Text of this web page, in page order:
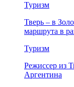
Туризм
Тверь – в
маршрута в
Туризм
Режиссер из
Аргентина